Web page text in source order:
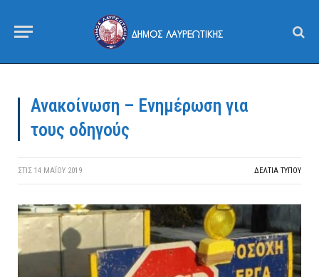
Ανακοίνωση – Ενημέρωση για
τους οδηγούς
ΣΤΙΣ 14 ΜΑΪ́ΟΥ 2019 ΔΕΛΤΙΑ ΤΥΠΟΥ